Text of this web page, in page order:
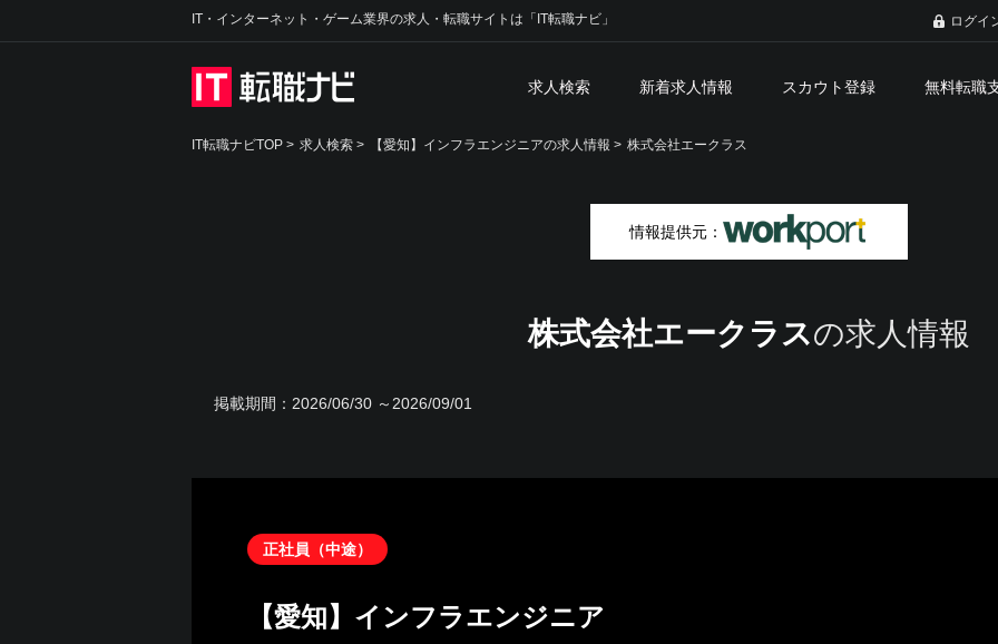
IT・インターネット・ゲーム業界の求人・転職サイトは「IT転職ナビ」 ログイ
求人検索 新着求人情報 スカウト登録 無料転職
IT転職ナビTOP > 求人検索 > 【愛知】インフラエンジニアの求人情報 > 株式会社エークラス
情報提供元：
株式会社エークラスの求人情報
掲載期間： 2026/06/30 ～2026/09/01
正社員（中途）
【愛知】インフラエンジニア